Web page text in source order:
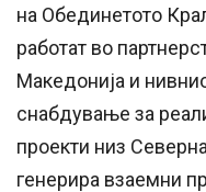
на Обединетото
работат во
Македонија и
снабдување за
проекти низ
генерира взаемни